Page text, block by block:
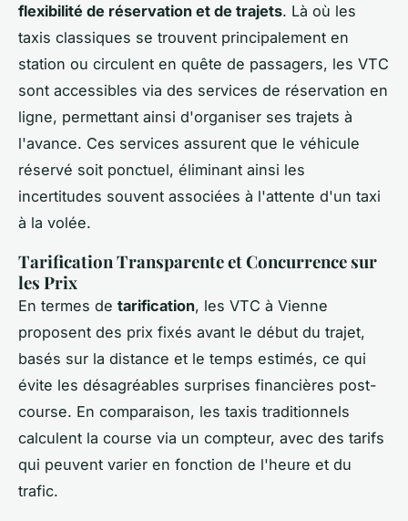
flexibilité de réservation et de trajets. Là où les
taxis classiques se trouvent principalement en
station ou circulent en quête de passagers, les VTC
sont accessibles via des services de réservation en
ligne, permettant ainsi d'organiser ses trajets à
l'avance. Ces services assurent que le véhicule
réservé soit ponctuel, éliminant ainsi les
incertitudes souvent associées à l'attente d'un taxi
à la volée.
Tarification Transparente et Concurrence sur
les Prix
En termes de tarification, les VTC à Vienne
proposent des prix fixés avant le début du trajet,
basés sur la distance et le temps estimés, ce qui
évite les désagréables surprises financières post-
course. En comparaison, les taxis traditionnels
calculent la course via un compteur, avec des tarifs
qui peuvent varier en fonction de l'heure et du
trafic.